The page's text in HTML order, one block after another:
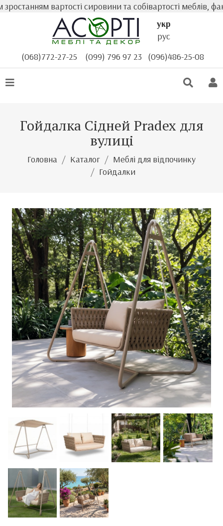
вартості сировини та собівартості меблів,
укр
рус
(068)772-27-25
(099) 796 97 23 (096)486-25-08
Гойдалка Сідней Pradex для
вулиці
Головна Каталог
Меблі для відпочинку
Гойдалки